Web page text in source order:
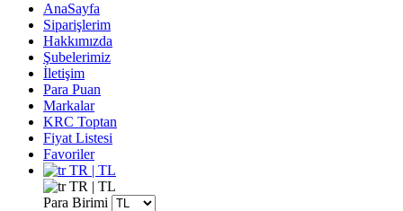
AnaSayfa
Siparişlerim
Hakkımızda
Şubelerimiz
İletişim
Para Puan
Markalar
KRC Toptan
Fiyat Listesi
Favoriler
TR | TL
TR | TL
Para Birimi